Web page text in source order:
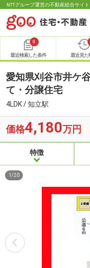
NTTグループ運営の不動産総合サイ
0
最近検索した条件 最近見た
愛知県刈谷市井ケ
て・分譲住宅
4LDK / 知立駅
価格4,180万円
特徴
1 /20